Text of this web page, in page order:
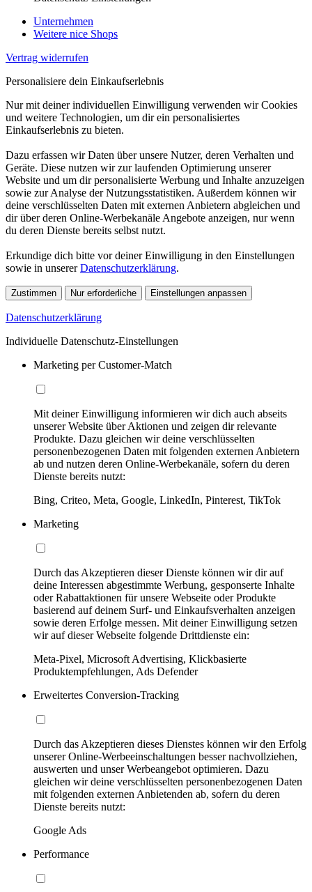
Unternehmen
Weitere nice Shops
Vertrag widerrufen
Personalisiere dein Einkaufserlebnis
Nur mit deiner individuellen Einwilligung verwenden wir Cookies
und weitere Technologien, um dir ein personalisiertes
Einkaufserlebnis zu bieten.
Dazu erfassen wir Daten über unsere Nutzer, deren Verhalten und
Geräte. Diese nutzen wir zur laufenden Optimierung unserer
Website und um dir personalisierte Werbung und Inhalte anzuzeigen
sowie zur Analyse der Nutzungsstatistiken. Außerdem können wir
deine verschlüsselten Daten mit externen Anbietern abgleichen und
dir über deren Online-Werbekanäle Angebote anzeigen, nur wenn
du deren Dienste bereits selbst nutzt.
Erkundige dich bitte vor deiner Einwilligung in den Einstellungen
sowie in unsererDatenschutzerklärung.
Zustimmen Nur erforderliche Einstellungen anpassen
Datenschutzerklärung
Individuelle Datenschutz-Einstellungen
Marketing per Customer-Match
Mit deiner Einwilligung informieren wir dich auch abseits
unserer Website über Aktionen und zeigen dir relevante
Produkte. Dazu gleichen wir deine verschlüsselten
personenbezogenen Daten mit folgenden externen Anbietern
ab und nutzen deren Online-Werbekanäle, sofern du deren
Dienste bereits nutzt:
Bing, Criteo, Meta, Google, LinkedIn, Pinterest, TikTok
Marketing
Durch das Akzeptieren dieser Dienste können wir dir auf
deine Interessen abgestimmte Werbung, gesponserte Inhalte
oder Rabattaktionen für unsere Webseite oder Produkte
basierend auf deinem Surf- und Einkaufsverhalten anzeigen
sowie deren Erfolge messen. Mit deiner Einwilligung setzen
wir auf dieser Webseite folgende Drittdienste ein:
Meta-Pixel, Microsoft Advertising, Klickbasierte
Produktempfehlungen, Ads Defender
Erweitertes Conversion-Tracking
Durch das Akzeptieren dieses Dienstes können wir den Erfolg
unserer Online-Werbeeinschaltungen besser nachvollziehen,
auswerten und unser Werbeangebot optimieren. Dazu
gleichen wir deine verschlüsselten personenbezogenen Daten
mit folgenden externen Anbietenden ab, sofern du deren
Dienste bereits nutzt:
Google Ads
Performance